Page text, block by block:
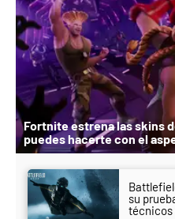
Fortnite estrena las skins
puedes hacerte con el
su
técnicos